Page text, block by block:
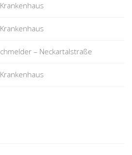
– Neckartalstraße